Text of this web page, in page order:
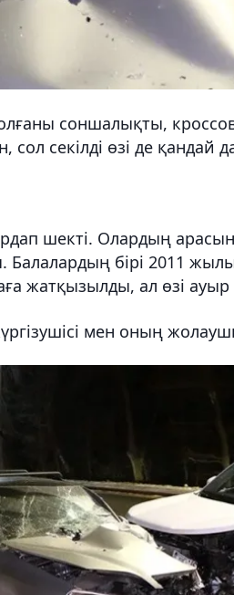
соншалықты,
сол секілді өзі де қандай
шекті. Олардың
Балалардың бірі 2011
жатқызылды, ал өзі
мен оның